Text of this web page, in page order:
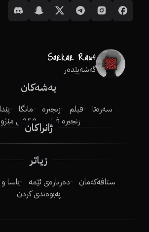
گەشەپێدەر
بەشەکان
سەرەتا فیلم زنجیرە مانگا
زنجیرە فیلم
250ـی مێژوو
ژانراکان
زیاتر
ستافەکەمان دەربارەی ئێمە
یاسا
پەیوەندی کردن